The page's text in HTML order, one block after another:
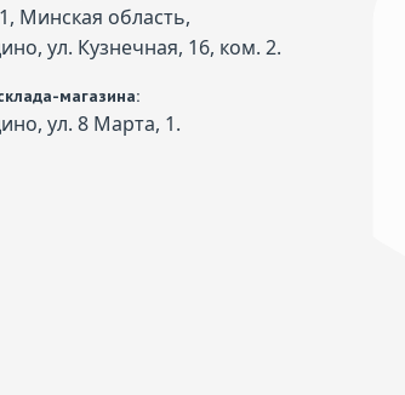
Минская область,
ул. Кузнечная, 16, ком. 2.
магазина:
ул. 8 Марта, 1.